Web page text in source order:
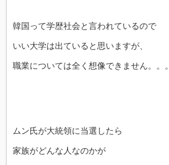
韓国って学歴社会と言われているので
いい大学は出ていると思いますが、
職業については全く想像できません。。。
ムン氏が大統領に当選したら
家族がどんな人なのかが